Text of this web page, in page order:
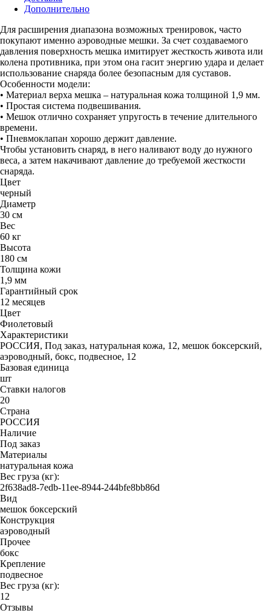
Дополнительно
Для расширения диапазона возможных тренировок, часто
покупают именно аэроводные мешки. За счет создаваемого
давления поверхность мешка имитирует жесткость живота или
колена противника, при этом она гасит энергию удара и делает
использование снаряда более безопасным для суставов.
Особенности модели:
• Материал верха мешка – натуральная кожа толщиной 1,9 мм.
• Простая система подвешивания.
• Мешок отлично сохраняет упругость в течение длительного
времени.
• Пневмоклапан хорошо держит давление.
Чтобы установить снаряд, в него наливают воду до нужного
веса, а затем накачивают давление до требуемой жесткости
снаряда.
Цвет
черный
Диаметр
30 см
Вес
60 кг
Высота
180 см
Толщина кожи
1,9 мм
Гарантийный срок
12 месяцев
Цвет
Фиолетовый
Характеристики
РОССИЯ, Под заказ, натуральная кожа, 12, мешок боксерский,
аэроводный, бокс, подвесное, 12
Базовая единица
шт
Ставки налогов
20
Страна
РОССИЯ
Наличие
Под заказ
Материалы
натуральная кожа
Вес груза (кг):
2f638ad8-7edb-11ee-8944-244bfe8bb86d
Вид
мешок боксерский
Конструкция
аэроводный
Прочее
бокс
Крепление
подвесное
Вес груза (кг):
12
Отзывы